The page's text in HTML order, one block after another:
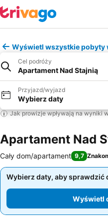
Wyświetl wszystkie pobyty
Cel podróży
Apartament Nad Stajnią
Przyjazd/wyjazd
Wybierz daty
Jak prowizje wpływają na wyniki
Apartament Nad
Cały dom/apartament 9,7
Wybierz daty, aby sprawdzić
Wybierz daty, aby sprawdzić
Wyświetl